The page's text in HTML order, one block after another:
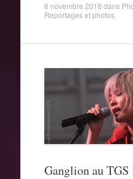
6 novembre 2016 dans
Reportages et photos.
Ganglion au